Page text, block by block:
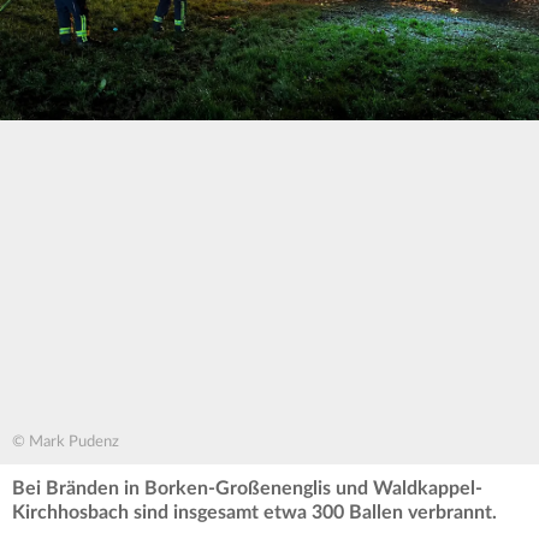
© Mark Pudenz
Bei Bränden in Borken-Großenenglis und Waldkappel-
Kirchhosbach sind insgesamt etwa 300 Ballen verbrannt.